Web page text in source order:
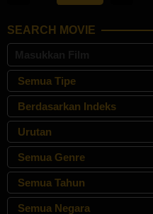
2024
SEARCH MOVIE